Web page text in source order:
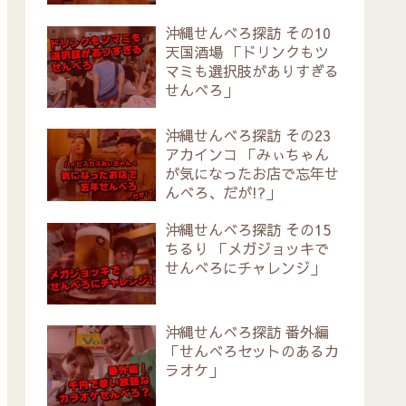
沖縄せんべろ探訪 その10
天国酒場 「ドリンクもツ
マミも選択肢がありすぎる
せんべろ」
沖縄せんべろ探訪 その23
アカインコ 「みぃちゃん
が気になったお店で忘年せ
んべろ、だが!?」
沖縄せんべろ探訪 その15
ちるり 「メガジョッキで
せんべろにチャレンジ」
沖縄せんべろ探訪 番外編
「せんべろセットのあるカ
ラオケ」